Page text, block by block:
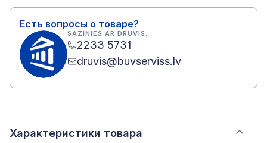
Есть вопросы о товаре?
SAZINIES AR DRUVIS:
2233 5731
druvis@buvserviss.lv
Характеристики товара